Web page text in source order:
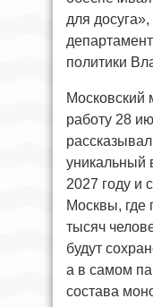
для
политики
Московский
работу 28
уникальный
2027 году и
Москвы, где
тысяч
будут
а в самом
состава